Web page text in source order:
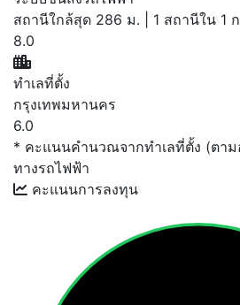
สถานีใกล้สุด 286 ม. | 1 สถานีใน 1
8.0
ทำเลที่ตั้ง
กรุงเทพมหานคร
6.0
* คะแนนคำนวณจากทำเลที่ตั้ง (ตาม
ทางรถไฟฟ้า
คะแนนการลงทุน